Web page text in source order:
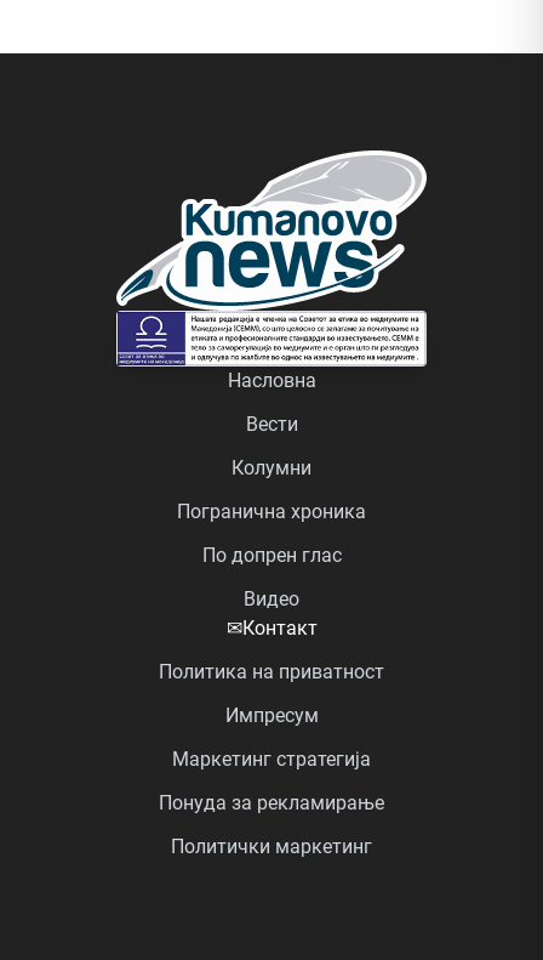
Насловна
Вести
Колумни
Погранична хроника
По допрен глас
Видео
✉Контакт
Политика на приватност
Импресум
Маркетинг стратегија
Понуда за рекламирање
Политички маркетинг